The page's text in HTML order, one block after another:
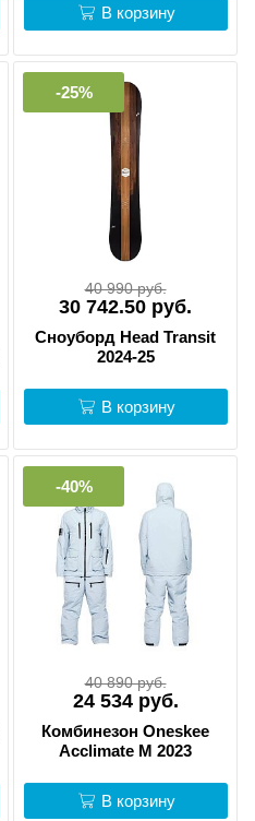
В корзину
-25%
40 990 руб.
30 742.50 руб.
Сноуборд Head Transit
2024-25
В корзину
-40%
40 890 руб.
24 534 руб.
Комбинезон Oneskee
Acclimate M 2023
В корзину